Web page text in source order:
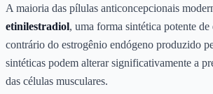
A maioria das pílulas anticoncepcionais
etinilestradiol, uma forma sintética potente
contrário do estrogênio endógeno produzido
sintéticas podem alterar significativamente a
das células musculares.